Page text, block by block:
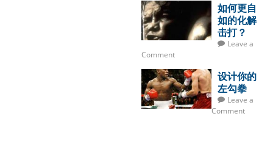
如何更自
如的化解
击打？
Leave a
Comment
设计你的
左勾拳
Leave a
Comment